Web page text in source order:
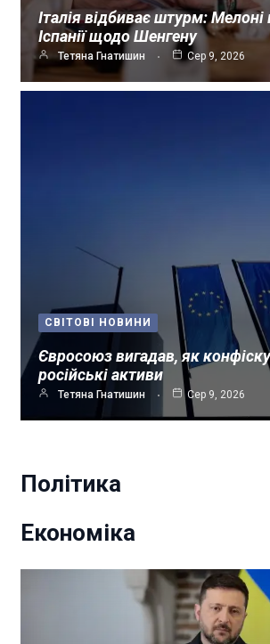
Італія відбиває штурм: Мелоні
Іспанії щодо Шенгену
Тетяна Гнатишин Сер 9, 2026
СВІТОВІ НОВИНИ
Євросоюз вигадав, як
російські активи
Тетяна Гнатишин Сер 9, 2026
Політика
Економіка